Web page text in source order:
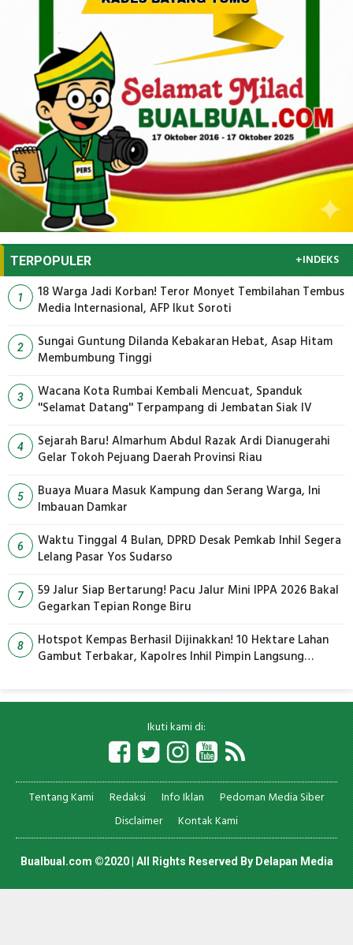
TERPOPULER +INDEKS
1
18 Warga Jadi Korban! Teror Monyet Tembilahan Tembus
Media Internasional, AFP Ikut Soroti
2
Sungai Guntung Dilanda Kebakaran Hebat, Asap Hitam
Membumbung Tinggi
3
Wacana Kota Rumbai Kembali Mencuat, Spanduk
''Selamat Datang'' Terpampang di Jembatan Siak IV
4
Sejarah Baru! Almarhum Abdul Razak Ardi Dianugerahi
Gelar Tokoh Pejuang Daerah Provinsi Riau
5
Buaya Muara Masuk Kampung dan Serang Warga, Ini
Imbauan Damkar
6
Waktu Tinggal 4 Bulan, DPRD Desak Pemkab Inhil Segera
Lelang Pasar Yos Sudarso
7
59 Jalur Siap Bertarung! Pacu Jalur Mini IPPA 2026 Bakal
Gegarkan Tepian Ronge Biru
8
Hotspot Kempas Berhasil Dijinakkan! 10 Hektare Lahan
Gambut Terbakar, Kapolres Inhil Pimpin Langsung
Ikuti kami di:
Tentang Kami Redaksi Info Iklan
Pedoman Media Siber
Disclaimer
Kontak Kami
Bualbual.com ©2020 | All Rights Reserved ByDelapan Media